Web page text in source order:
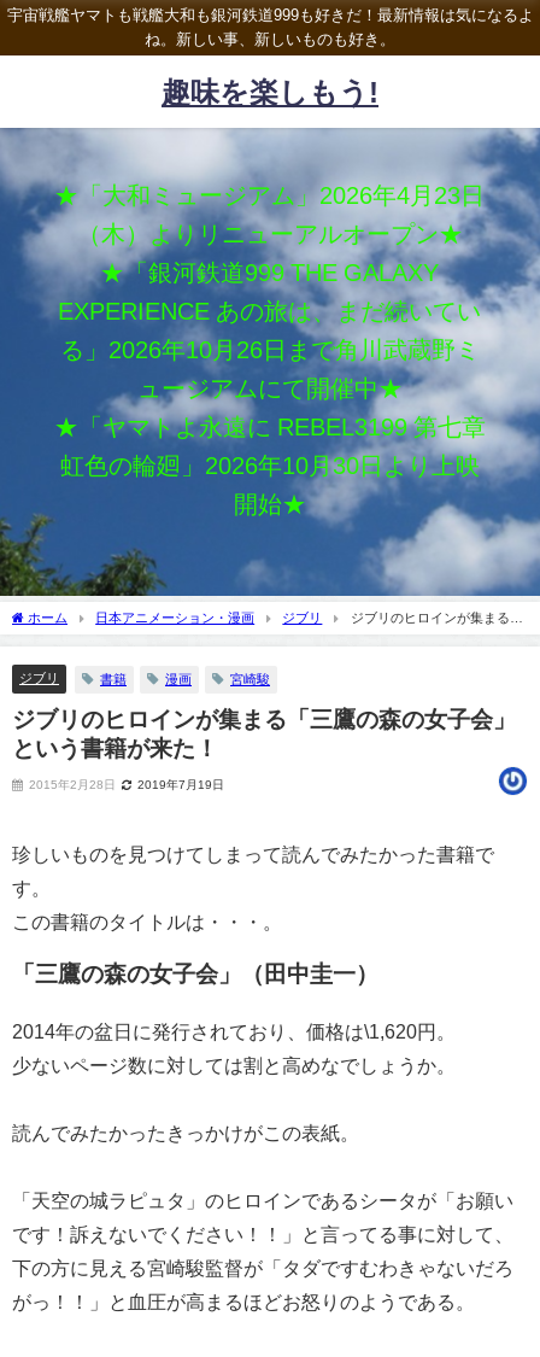
宇宙戦艦ヤマトも戦艦大和も銀河鉄道999も好きだ！最新情報は気になるよ
ね。新しい事、新しいものも好き。
趣味を楽しもう!
★「大和ミュージアム」2026年4月23日
（木）よりリニューアルオープン★
★「銀河鉄道999 THE GALAXY
EXPERIENCE あの旅は、まだ続いてい
る」2026年10月26日まで角川武蔵野ミ
ュージアムにて開催中★
★「ヤマトよ永遠に REBEL3199 第七章
虹色の輪廻」2026年10月30日より上映
開始★
ホーム 日本アニメーション・漫画 ジブリ
ジブリのヒロインが集まる
ジブリ 書籍 漫画 宮崎駿
ジブリのヒロインが集まる「三鷹の森の女子会」
という書籍が来た！
2015年2月28日 2019年7月19日
珍しいものを見つけてしまって読んでみたかった書籍で
す。
この書籍のタイトルは・・・。
「三鷹の森の女子会」（田中圭一）
2014年の盆日に発行されており、価格は\1,620円。
少ないページ数に対しては割と高めなでしょうか。
読んでみたかったきっかけがこの表紙。
「天空の城ラピュタ」のヒロインであるシータが「お願い
です！訴えないでください！！」と言ってる事に対して、
下の方に見える宮崎駿監督が「タダですむわきゃないだろ
がっ！！」と血圧が高まるほどお怒りのようである。